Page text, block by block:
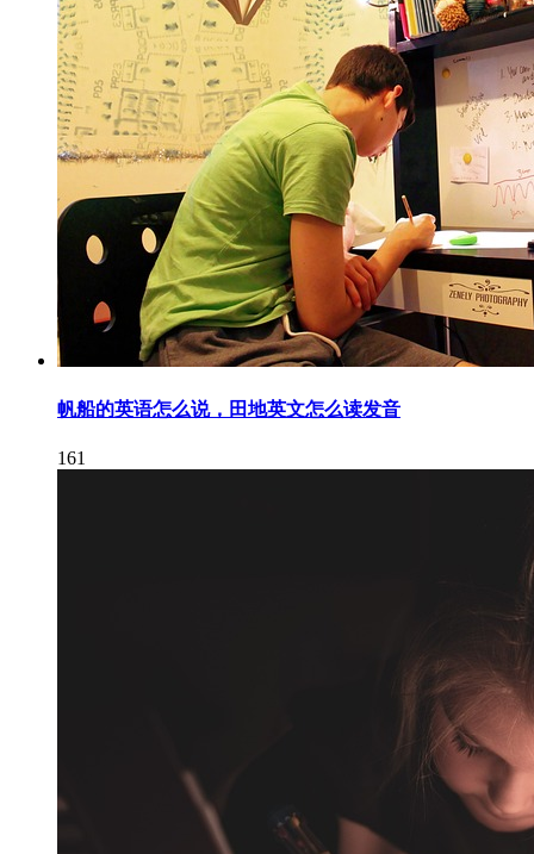
帆船的英语怎么说，田地英文怎么读发音
161